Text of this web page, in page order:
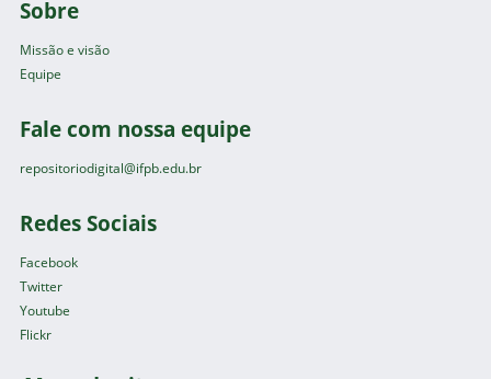
Sobre
Missão e visão
Equipe
Fale com nossa equipe
repositoriodigital@ifpb.edu.br
Redes Sociais
Facebook
Twitter
Youtube
Flickr